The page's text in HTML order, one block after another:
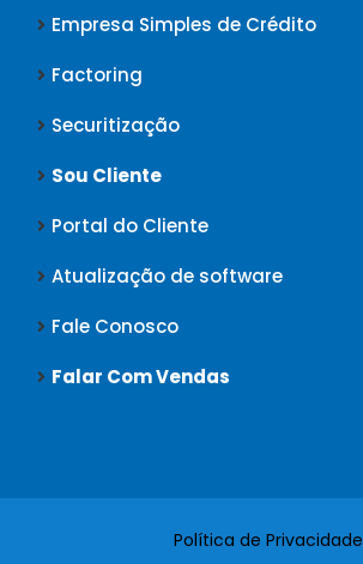
Empresa Simples de Crédito
Factoring
Securitização
Sou Cliente
Portal do Cliente
Atualização de software
Fale Conosco
Falar Com Vendas
Política de Privacidade